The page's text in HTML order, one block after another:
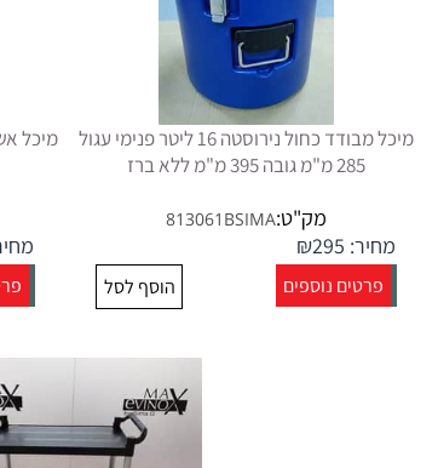
מיכל מבודד כחול נירוסטה 16 ליטר פנימי עגול
285 מ"מ גובה 395 מ"מ ללא ברז
מק"ט:813061BSIMA
מחיר: ₪295
פרטים נוספים הוסף לסל